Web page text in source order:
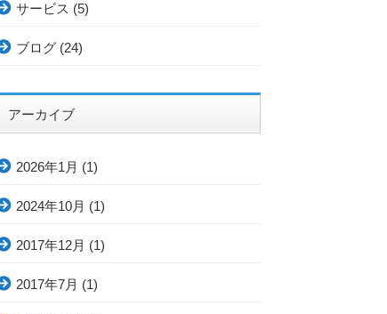
サービス (5)
ブログ (24)
アーカイブ
2026年1月 (1)
2024年10月 (1)
2017年12月 (1)
2017年7月 (1)